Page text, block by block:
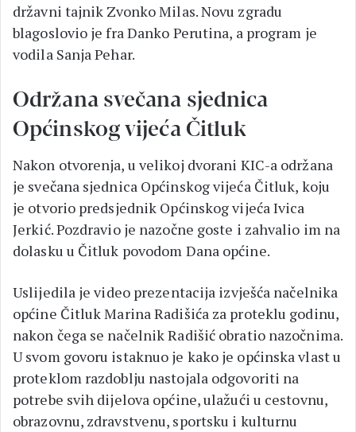
državni tajnik Zvonko Milas. Novu zgradu
blagoslovio je fra Danko Perutina, a program je
vodila Sanja Pehar.
Održana svečana sjednica
Općinskog vijeća Čitluk
Nakon otvorenja, u velikoj dvorani KIC-a održana
je svečana sjednica Općinskog vijeća Čitluk, koju
je otvorio predsjednik Općinskog vijeća Ivica
Jerkić. Pozdravio je nazočne goste i zahvalio im na
dolasku u Čitluk povodom Dana općine.
Uslijedila je video prezentacija izvješća načelnika
općine Čitluk Marina Radišića za proteklu godinu,
nakon čega se načelnik Radišić obratio nazočnima.
U svom govoru istaknuo je kako je općinska vlast u
proteklom razdoblju nastojala odgovoriti na
potrebe svih dijelova općine, ulažući u cestovnu,
obrazovnu, zdravstvenu, sportsku i kulturnu